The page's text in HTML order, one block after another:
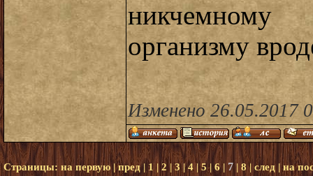
организму
Изменено 26.05.2017
Страницы: на первую|пред| 1 | 2 |3|4|5| 6| 7 | 8| след|на